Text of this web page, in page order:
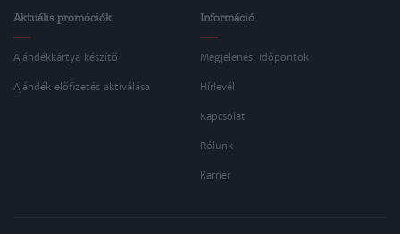
Aktuális promóciók
Ajándékkártya készítő
Ajándék előfizetés aktiválása
Információ
Megjelenési időpontok
Hírlevél
Kapcsolat
Rólunk
Karrier